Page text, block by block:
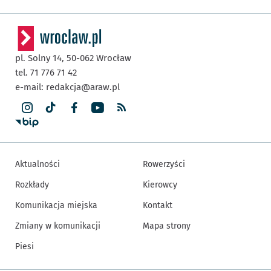
pl. Solny 14, 50-062 Wrocław
tel. 71 776 71 42
e-mail: redakcja@araw.pl
Aktualności
Rozkłady
Komunikacja miejska
Zmiany w komunikacji
Piesi
Rowerzyści
Kierowcy
Kontakt
Mapa strony